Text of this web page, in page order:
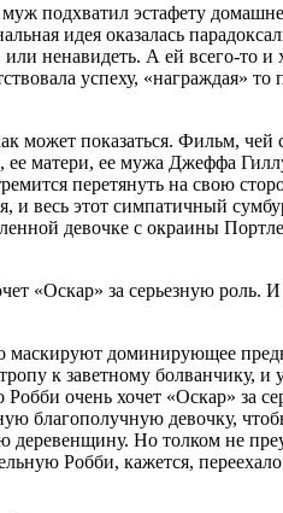
подхватил эстафету
идея оказалась
ненавидеть. А ей всего-то и
успеху,
может показаться. Фильм,
матери, ее мужа Джеффа
перетянуть на свою
весь этот симпатичный
девочке с окраины
«Оскар» за серьезную
доминирующее
к заветному болванчику,
очень хочет «Оскар» за
благополучную девочку,
деревенщину. Но толком не
Робби, кажется,